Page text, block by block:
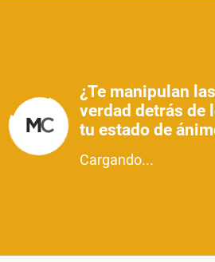
¿Te manipulan
verdad detrás de
tu estado de
Cargando...